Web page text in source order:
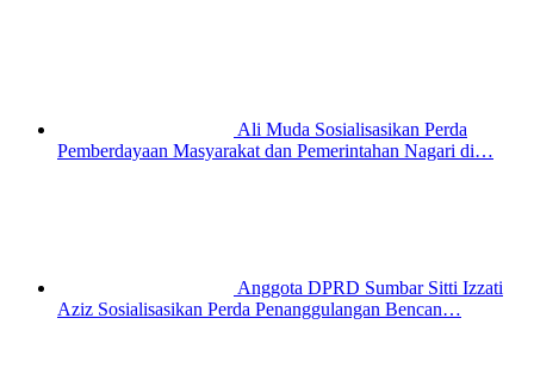
Ali Muda Sosialisasikan Perda
Pemberdayaan Masyarakat dan Pemerintahan Nagari di…
Anggota DPRD Sumbar Sitti Izzati
Aziz Sosialisasikan Perda Penanggulangan Bencan…